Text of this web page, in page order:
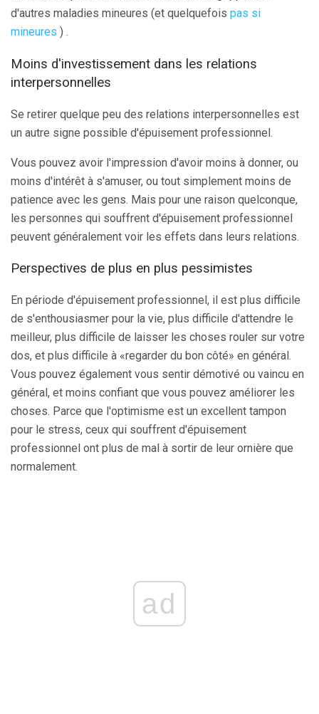
d'autres maladies mineures (et quelquefois pas si
mineures ) .
Moins d'investissement dans les relations
interpersonnelles
Se retirer quelque peu des relations interpersonnelles est
un autre signe possible d'épuisement professionnel.
Vous pouvez avoir l'impression d'avoir moins à donner, ou
moins d'intérêt à s'amuser, ou tout simplement moins de
patience avec les gens. Mais pour une raison quelconque,
les personnes qui souffrent d'épuisement professionnel
peuvent généralement voir les effets dans leurs relations.
Perspectives de plus en plus pessimistes
En période d'épuisement professionnel, il est plus difficile
de s'enthousiasmer pour la vie, plus difficile d'attendre le
meilleur, plus difficile de laisser les choses rouler sur votre
dos, et plus difficile à «regarder du bon côté» en général.
Vous pouvez également vous sentir démotivé ou vaincu en
général, et moins confiant que vous pouvez améliorer les
choses. Parce que l'optimisme est un excellent tampon
pour le stress, ceux qui souffrent d'épuisement
professionnel ont plus de mal à sortir de leur ornière que
normalement.
ad